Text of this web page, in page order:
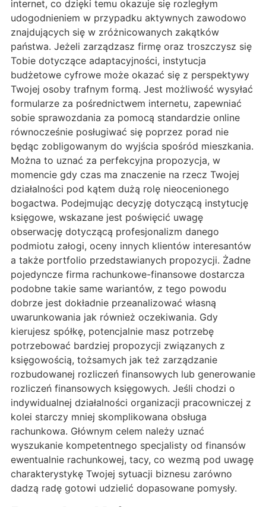
internet, co dzięki temu okazuje się rozległym
udogodnieniem w przypadku aktywnych zawodowo
znajdujących się w zróżnicowanych zakątków
państwa. Jeżeli zarządzasz firmę oraz troszczysz się
Tobie dotyczące adaptacyjności, instytucja
budżetowe cyfrowe może okazać się z perspektywy
Twojej osoby trafnym formą. Jest możliwość wysyłać
formularze za pośrednictwem internetu, zapewniać
sobie sprawozdania za pomocą standardzie online
równocześnie posługiwać się poprzez porad nie
będąc zobligowanym do wyjścia spośród mieszkania.
Można to uznać za perfekcyjna propozycja, w
momencie gdy czas ma znaczenie na rzecz Twojej
działalności pod kątem dużą rolę nieocenionego
bogactwa. Podejmując decyzję dotyczącą instytucję
księgowe, wskazane jest poświęcić uwagę
obserwację dotyczącą profesjonalizm danego
podmiotu załogi, oceny innych klientów interesantów
a także portfolio przedstawianych propozycji. Żadne
pojedyncze firma rachunkowe-finansowe dostarcza
podobne takie same wariantów, z tego powodu
dobrze jest dokładnie przeanalizować własną
uwarunkowania jak również oczekiwania. Gdy
kierujesz spółkę, potencjalnie masz potrzebę
potrzebować bardziej propozycji związanych z
księgowością, tożsamych jak też zarządzanie
rozbudowanej rozliczeń finansowych lub generowanie
rozliczeń finansowych księgowych. Jeśli chodzi o
indywidualnej działalności organizacji pracowniczej z
kolei starczy mniej skomplikowana obsługa
rachunkowa. Głównym celem należy uznać
wyszukanie kompetentnego specjalisty od finansów
ewentualnie rachunkowej, tacy, co wezmą pod uwagę
charakterystykę Twojej sytuacji biznesu zarówno
dadzą radę gotowi udzielić dopasowane pomysły.